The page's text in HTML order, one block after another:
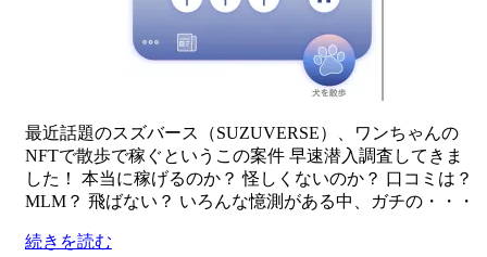
最近話題のスズバース（SUZUVERSE）、ワンちゃんの
NFTで散歩で稼ぐというこの案件 早速潜入調査してきま
した！ 本当に稼げるのか？ 怪しくないのか？ 口コミは？
MLM？ 飛ばない？ いろんな憶測がある中、ガチの・・・
続きを読む